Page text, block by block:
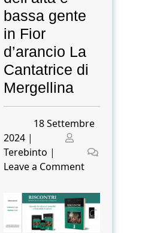
bassa gente
in Fior
d’arancio La
Cantatrice di
Mergellina
Posted
18 Settembre
2024|
Posted
Terebinto |
Leave a Commenton
dell’alta
e